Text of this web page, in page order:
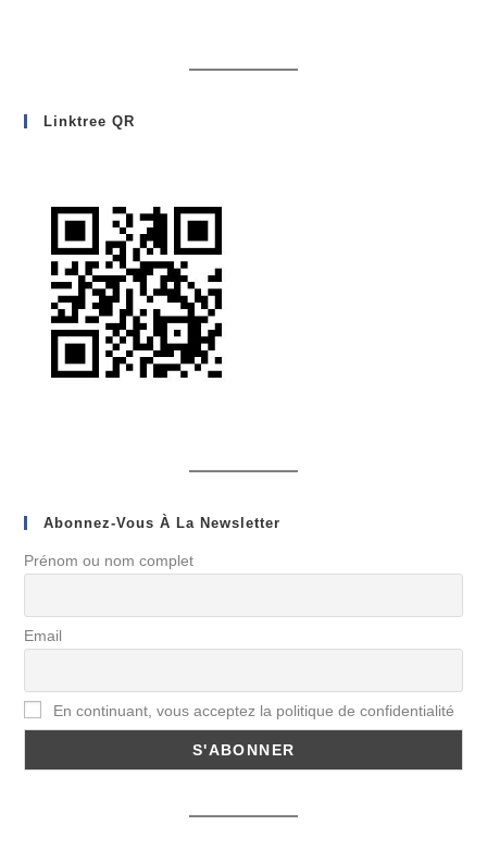
Linktree QR
Abonnez-Vous À La Newsletter
Prénom ou nom complet
Email
En continuant, vous acceptez la politique de confidentialité